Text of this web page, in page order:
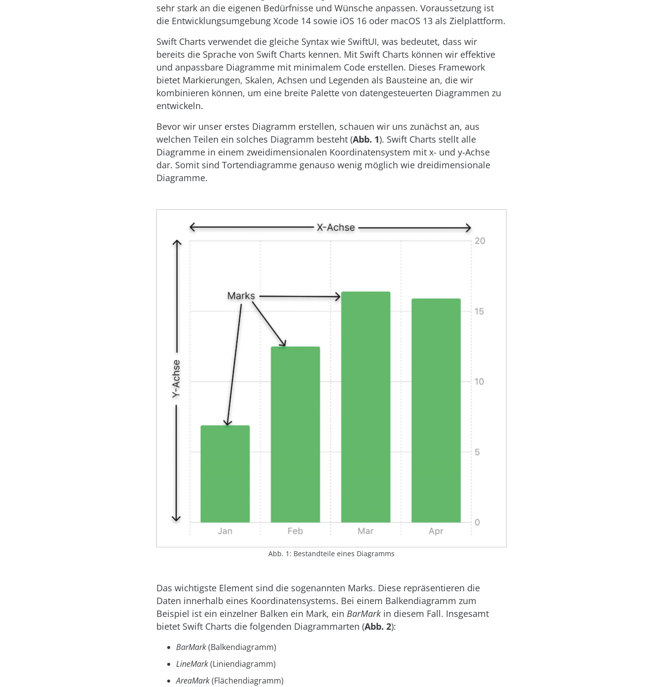
sehr stark an die eigenen Bedürfnisse und Wünsche anpassen. Voraussetzung ist
die Entwicklungsumgebung Xcode 14 sowie iOS 16 oder macOS 13 als Zielplattform.
Swift Charts verwendet die gleiche Syntax wie SwiftUI, was bedeutet, dass wir
bereits die Sprache von Swift Charts kennen. Mit Swift Charts können wir effektive
und anpassbare Diagramme mit minimalem Code erstellen. Dieses Framework
bietet Markierungen, Skalen, Achsen und Legenden als Bausteine an, die wir
kombinieren können, um eine breite Palette von datengesteuerten Diagrammen zu
entwickeln.
Bevor wir unser erstes Diagramm erstellen, schauen wir uns zunächst an, aus
welchen Teilen ein solches Diagramm besteht (Abb. 1). Swift Charts stellt alle
Diagramme in einem zweidimensionalen Koordinatensystem mit x- und y-Achse
dar. Somit sind Tortendiagramme genauso wenig möglich wie dreidimensionale
Diagramme.
Abb. 1: Bestandteile eines Diagramms
Das wichtigste Element sind die sogenannten Marks. Diese repräsentieren die
Daten innerhalb eines Koordinatensystems. Bei einem Balkendiagramm zum
Beispiel ist ein einzelner Balken ein Mark, ein BarMark in diesem Fall. Insgesamt
bietet Swift Charts die folgenden Diagrammarten (Abb. 2):
BarMark(Balkendiagramm)
LineMark(Liniendiagramm)
AreaMark(Flächendiagramm)